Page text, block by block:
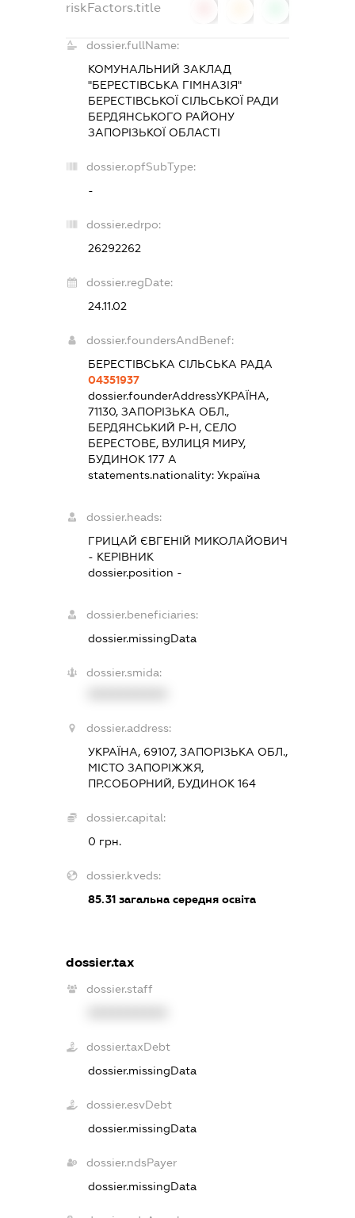
riskFactors.title
dossier.fullName:
КОМУНАЛЬНИЙ ЗАКЛАД
"БЕРЕСТІВСЬКА ГІМНАЗІЯ"
БЕРЕСТІВСЬКОЇ СІЛЬСЬКОЇ РАДИ
БЕРДЯНСЬКОГО РАЙОНУ
ЗАПОРІЗЬКОЇ ОБЛАСТІ
dossier.opfSubType:
-
dossier.edrpo:
26292262
dossier.regDate:
24.11.02
dossier.foundersAndBenef:
БЕРЕСТІВСЬКА СІЛЬСЬКА РАДА
04351937
dossier.founderAddressУКРАЇНА,
71130, ЗАПОРІЗЬКА ОБЛ.,
БЕРДЯНСЬКИЙ Р-Н, СЕЛО
БЕРЕСТОВЕ, ВУЛИЦЯ МИРУ,
БУДИНОК 177 А
statements.nationality:Україна
dossier.heads:
ГРИЦАЙ ЄВГЕНІЙ МИКОЛАЙОВИЧ
- КЕРІВНИК
dossier.position -
dossier.beneficiaries:
dossier.missingData
dossier.smida:
dossier.address:
УКРАЇНА, 69107, ЗАПОРІЗЬКА ОБЛ.,
МІСТО ЗАПОРІЖЖЯ,
ПР.СОБОРНИЙ, БУДИНОК 164
dossier.capital:
0 грн.
dossier.kveds:
85.31 загальна середня освіта
dossier.tax
dossier.staff
dossier.taxDebt
dossier.missingData
dossier.esvDebt
dossier.missingData
dossier.ndsPayer
dossier.missingData